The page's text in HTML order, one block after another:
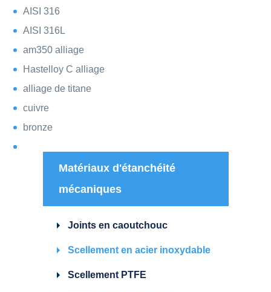
AISI 316
AISI 316L
am350 alliage
Hastelloy C alliage
alliage de titane
cuivre
bronze
Matériaux d'étanchéité
mécaniques
Joints en caoutchouc
Scellement en acier inoxydable
Scellement PTFE